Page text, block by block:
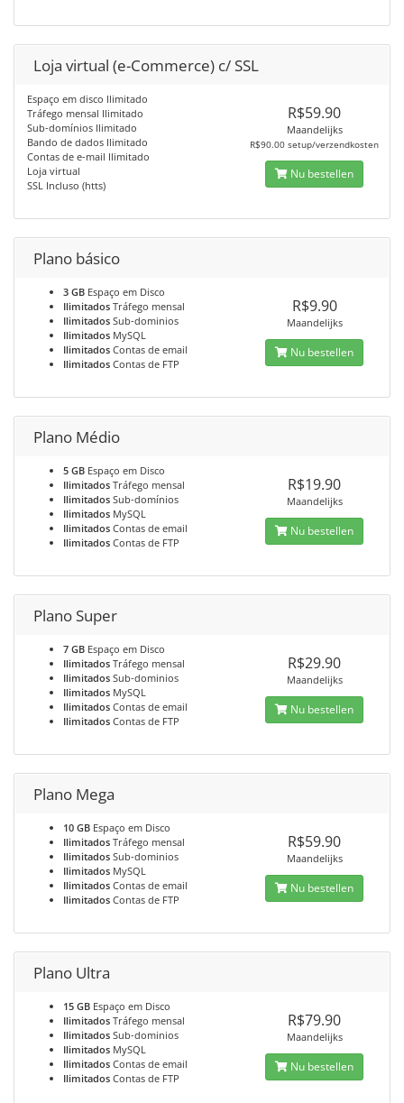
Loja virtual (e-Commerce) c/ SSL
Espaço em disco Ilimitado
Tráfego mensal Ilimitado
Sub-domínios Ilimitado
Bando de dados Ilimitado
Contas de e-mail Ilimitado
Loja virtual
SSL Incluso (htts)
R$59.90
Maandelijks
R$90.00 setup/verzendkosten
Nu bestellen
Plano básico
3 GB Espaço em Disco
Ilimitados Tráfego mensal
Ilimitados Sub-dominios
Ilimitados MySQL
Ilimitados Contas de email
Ilimitados Contas de FTP
R$9.90
Maandelijks
Nu bestellen
Plano Médio
5 GB Espaço em Disco
Ilimitados Tráfego mensal
Ilimitados Sub-domínios
Ilimitados MySQL
Ilimitados Contas de email
Ilimitados Contas de FTP
R$19.90
Maandelijks
Nu bestellen
Plano Super
7 GB Espaço em Disco
Ilimitados Tráfego mensal
Ilimitados Sub-dominios
Ilimitados MySQL
Ilimitados Contas de email
Ilimitados Contas de FTP
R$29.90
Maandelijks
Nu bestellen
Plano Mega
10 GB Espaço em Disco
Ilimitados Tráfego mensal
Ilimitados Sub-dominios
Ilimitados MySQL
Ilimitados Contas de email
Ilimitados Contas de FTP
R$59.90
Maandelijks
Nu bestellen
Plano Ultra
15 GB Espaço em Disco
Ilimitados Tráfego mensal
Ilimitados Sub-dominios
Ilimitados MySQL
Ilimitados Contas de email
Ilimitados Contas de FTP
R$79.90
Maandelijks
Nu bestellen